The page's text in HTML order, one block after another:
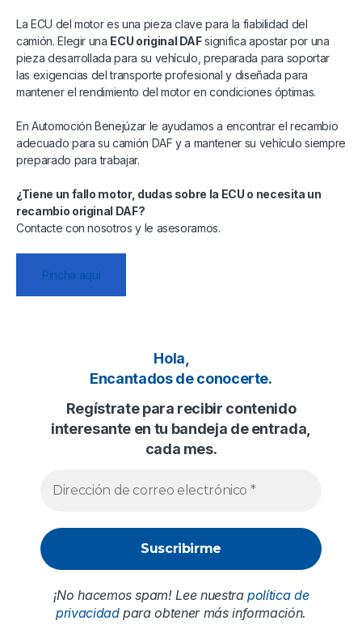
La ECU del motor es una pieza clave para la fiabilidad del
camión. Elegir una ECU original DAFsignifica apostar por una
pieza desarrollada para su vehículo, preparada para soportar
las exigencias del transporte profesional y diseñada para
mantener el rendimiento del motor en condiciones óptimas.
En Automoción Benejúzar le ayudamos a encontrar el recambio
adecuado para su camión DAF y a mantener su vehículo siempre
preparado para trabajar.
¿Tiene un fallo motor, dudas sobre la ECU o necesita un
recambio original DAF?
Contacte con nosotros y le asesoramos.
Pincha aquí
Hola,
Encantados de conocerte.
Regístrate para recibir contenido
interesante en tu bandeja de entrada,
cada mes.
¡No hacemos spam! Lee nuestrapolítica de
privacidadpara obtener más información.